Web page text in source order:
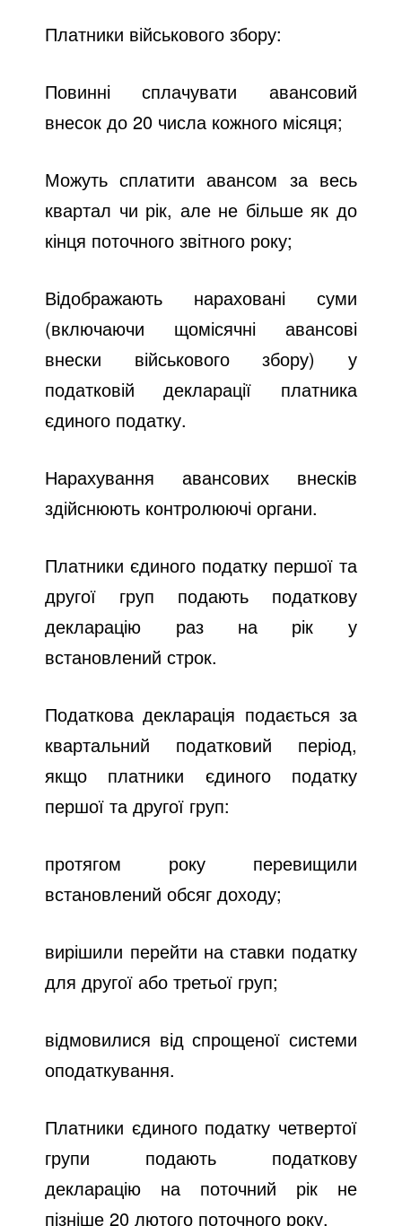
Платники військового збору:
Повинні сплачувати авансовий
внесок до 20 числа кожного місяця;
Можуть сплатити авансом за весь
квартал чи рік, але не більше як до
кінця поточного звітного року;
Відображають нараховані суми
(включаючи щомісячні авансові
внески військового збору) у
податковій декларації платника
єдиного податку.
Нарахування авансових внесків
здійснюють контролюючі органи.
Платники єдиного податку першої та
другої груп подають податкову
декларацію раз на рік у
встановлений строк.
Податкова декларація подається за
квартальний податковий період,
якщо платники єдиного податку
першої та другої груп:
протягом року перевищили
встановлений обсяг доходу;
вирішили перейти на ставки податку
для другої або третьої груп;
відмовилися від спрощеної системи
оподаткування.
Платники єдиного податку четвертої
групи подають податкову
декларацію на поточний рік не
пізніше 20 лютого поточного року.